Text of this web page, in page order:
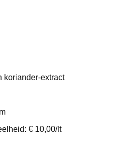
koriander-extract
€ 10,00/lt